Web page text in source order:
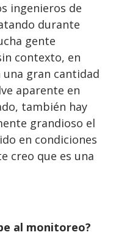
ingenieros de
durante
gente
contexto, en
una gran cantidad
aparente en
también hay
grandioso el
en condiciones
creo que es una
al monitoreo?